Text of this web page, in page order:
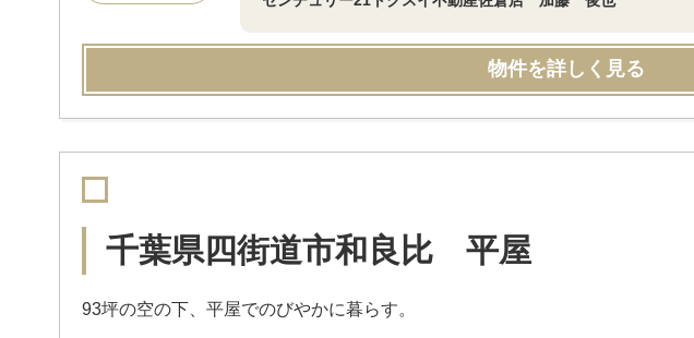
物件を詳しく見る
千葉県四街道市和良比 平屋
93坪の空の下、平屋でのびやかに暮らす。